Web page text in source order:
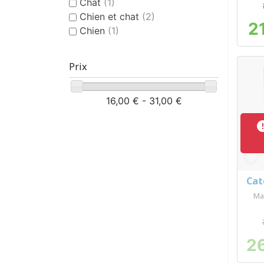
Chien et chat (2)
Chien (1)
Prix
16,00 € - 31,00 €